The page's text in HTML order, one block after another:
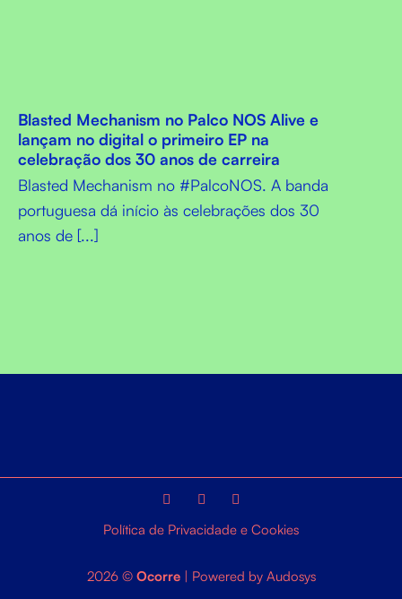
Blasted Mechanism no Palco NOS Alive e
lançam no digital o primeiro EP na
celebração dos 30 anos de carreira
Blasted Mechanism no #PalcoNOS. A banda
portuguesa dá início às celebrações dos 30
anos de [...]
Política de Privacidade e Cookies
2026 © Ocorre| Powered by Audosys